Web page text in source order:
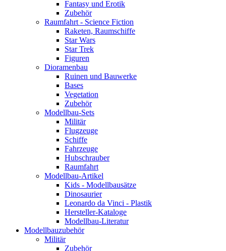
Fantasy und Erotik
Zubehör
Raumfahrt - Science Fiction
Raketen, Raumschiffe
Star Wars
Star Trek
Figuren
Dioramenbau
Ruinen und Bauwerke
Bases
Vegetation
Zubehör
Modellbau-Sets
Militär
Flugzeuge
Schiffe
Fahrzeuge
Hubschrauber
Raumfahrt
Modellbau-Artikel
Kids - Modellbausätze
Dinosaurier
Leonardo da Vinci - Plastik
Hersteller-Kataloge
Modellbau-Literatur
Modellbauzubehör
Militär
Zubehör